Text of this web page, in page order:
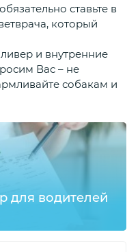
ставьте в
который
и внутренние
Вас – не
собакам и
для водителей